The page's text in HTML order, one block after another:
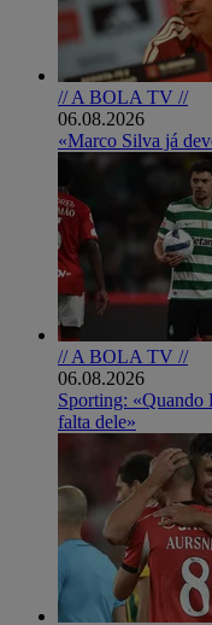
// A BOLA TV //
06.08.2026
«Marco Silva já
// A BOLA TV //
06.08.2026
Sporting: «Quando
falta dele»